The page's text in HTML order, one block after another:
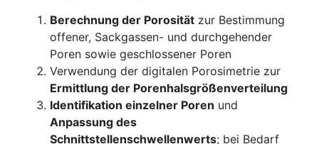
Berechnung der Porosität zur Bestimmung
offener, Sackgassen- und durchgehender
Poren sowie geschlossener Poren
Verwendung der digitalen Porosimetrie zur
Ermittlung der Porenhalsgrößenverteilung
Identifikation einzelner Poren und
Anpassung des
Schnittstellenschwellenwerts; bei Bedarf